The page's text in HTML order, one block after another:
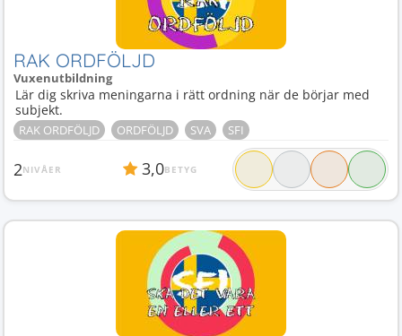
RAK ORDFÖLJD
Vuxenutbildning
Lär dig skriva meningarna i rätt ordning när de börjar med
subjekt.
RAK ORDFÖLJD ORDFÖLJD SVA SFI
2NIVÅER 3,0BETYG